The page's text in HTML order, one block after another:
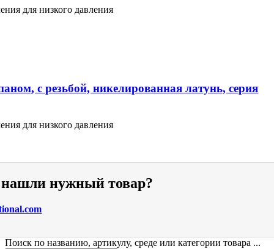
для низкого давления
с резьбой, никелированная латунь, серия
для низкого давления
нужный товар?
Поиск по названию, артикулу, среде или категории товара ...